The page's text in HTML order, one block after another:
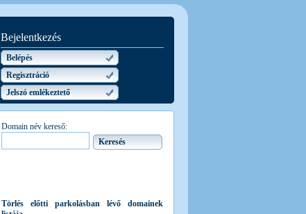
Bejelentkezés
Belépés
Regisztráció
Jelszó emlékeztető
Domain név kereső:
Törlés előtti parkolásban lévő domainek